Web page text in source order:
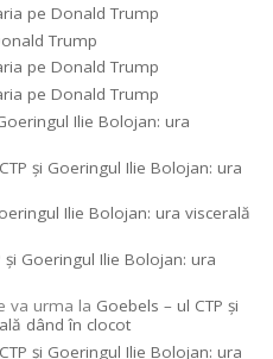
pe Donald Trump
Trump
pe Donald Trump
pe Donald Trump
Ilie Bolojan: ura
şi Goeringul Ilie Bolojan: ura
Ilie Bolojan: ura viscerală
şi Goeringul Ilie Bolojan: ura
va urma la Goebels – ul CTP şi
dând în clocot
şi Goeringul Ilie Bolojan: ura